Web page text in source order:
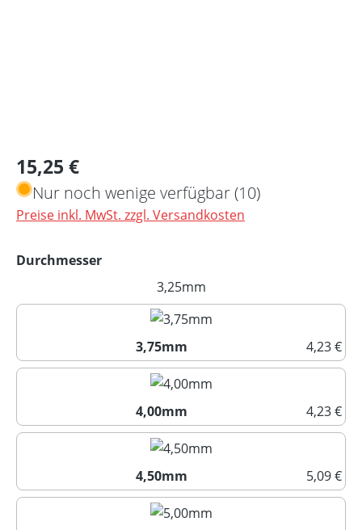
Regulärer Preis:
15,25 €
Nur noch wenige verfügbar (10)
Preise inkl. MwSt. zzgl. Versandkosten
Durchmesserauswählen
3,25mm(Diese Option ist zurzeit
3,75mm
4,23 €
3,75mm
4,00mm
4,23 €
4,00mm
4,50mm
5,09 €
4,50mm